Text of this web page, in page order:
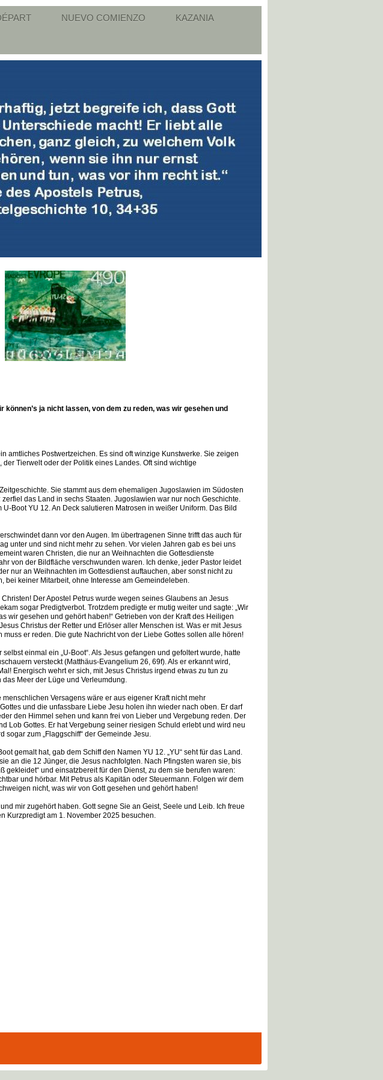
NUEVO COMIENZO KAZANIA
können’s ja nicht lassen, von dem zu reden, was wir gesehen und
amtliches Postwertzeichen. Es sind oft winzige Kunstwerke. Sie zeigen
der Tierwelt oder der Politik eines Landes. Oft sind wichtige
Sie stammt aus dem ehemaligen Jugoslawien im Südosten
das Land in sechs Staaten. Jugoslawien war nur noch Geschichte.
Boot YU 12. An Deck salutieren Matrosen in weißer Uniform. Das Bild
dann vor den Augen. Im übertragenen Sinne trifft das auch für
unter und sind nicht mehr zu sehen. Vor vielen Jahren gab es bei uns
waren Christen, die nur an Weihnachten die Gottesdienste
von der Bildfläche verschwunden waren. Ich denke, jeder Pastor leidet
nur an Weihnachten im Gottesdienst auftauchen, aber sonst nicht zu
bei keiner Mitarbeit, ohne Interesse am Gemeindeleben.
Der Apostel Petrus wurde wegen seines Glaubens an Jesus
sogar Predigtverbot. Trotzdem predigte er mutig weiter und sagte: „Wir
wir gesehen und gehört haben!“ Getrieben von der Kraft des Heiligen
Christus der Retter und Erlöser aller Menschen ist. Was er mit Jesus
muss er reden. Die gute Nachricht von der Liebe Gottes sollen alle hören!
einmal ein „U-Boot“. Als Jesus gefangen und gefoltert wurde, hatte
versteckt (Matthäus-Evangelium 26, 69f). Als er erkannt wird,
Energisch wehrt er sich, mit Jesus Christus irgend etwas zu tun zu
Meer der Lüge und Verleumdung.
menschlichen Versagens wäre er aus eigener Kraft nicht mehr
und die unfassbare Liebe Jesu holen ihn wieder nach oben. Er darf
den Himmel sehen und kann frei von Lieber und Vergebung reden. Der
Lob Gottes. Er hat Vergebung seiner riesigen Schuld erlebt und wird neu
sogar zum „Flaggschiff“ der Gemeinde Jesu.
gemalt hat, gab dem Schiff den Namen YU 12. „YU“ seht für das Land.
an die 12 Jünger, die Jesus nachfolgten. Nach Pfingsten waren sie, bis
gekleidet“ und einsatzbereit für den Dienst, zu dem sie berufen waren:
und hörbar. Mit Petrus als Kapitän oder Steuermann. Folgen wir dem
nicht, was wir von Gott gesehen und gehört haben!
mir zugehört haben. Gott segne Sie an Geist, Seele und Leib. Ich freue
Kurzpredigt am 1. November 2025 besuchen.